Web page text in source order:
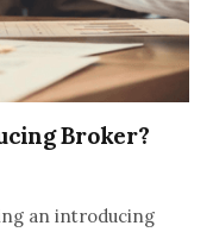
Broker?
an introducing